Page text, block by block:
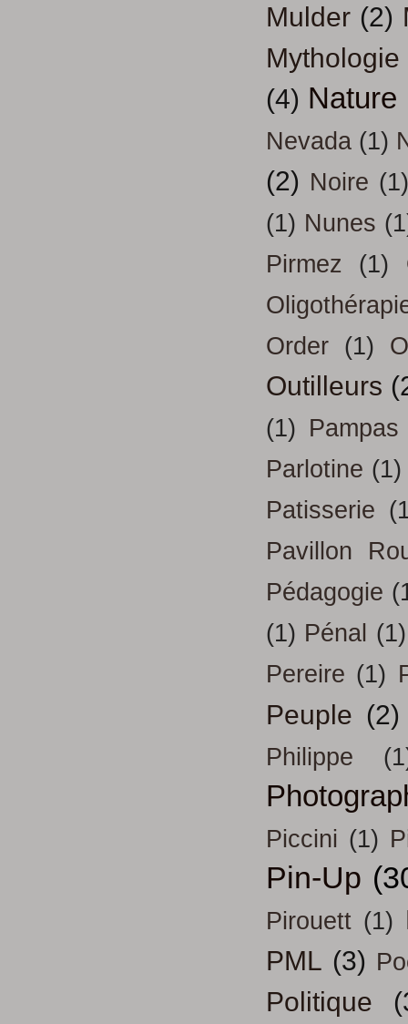
Mulder (2)
Mythologie
(4) Nature
Nevada (1)
(2) Noire
(1) Nunes
Pirmez
(1)
Order (1)
Outilleurs
(1) Pampas
Parlotine (1)
Patisserie
Pavillon
Pédagogie
(1) Pénal (1)
Pereire (1)
Peuple (2)
Philippe
Piccini (1)
Pin-Up
Pirouett (1)
PML (3)
Politique